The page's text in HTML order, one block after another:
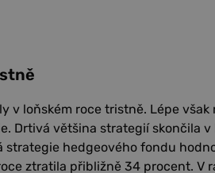
v loňském roce tristně. Lépe však
Drtivá většina strategií skončila v
strategie hedgeového fondu
ztratila přibližně 34 procent. V